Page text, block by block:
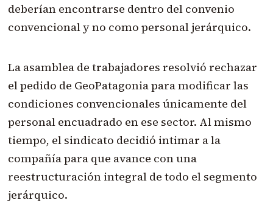
deberían encontrarse dentro del convenio
convencional y no como personal jerárquico.
La asamblea de trabajadores resolvió rechazar
el pedido de GeoPatagonia para modificar las
condiciones convencionales únicamente del
personal encuadrado en ese sector. Al mismo
tiempo, el sindicato decidió intimar a la
compañía para que avance con una
reestructuración integral de todo el segmento
jerárquico.